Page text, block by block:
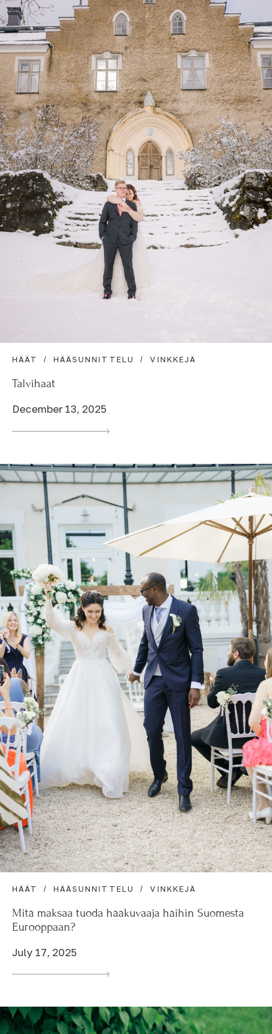
HÄÄT HÄÄSUNNITTELU VINKKEJÄ
Talvihaat
December 13, 2025
HÄÄT HÄÄSUNNITTELU VINKKEJÄ
Mitä maksaa tuoda hääkuvaaja häihin Suomesta
Eurooppaan?
July 17, 2025